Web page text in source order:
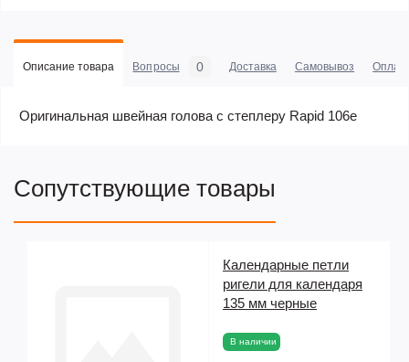
Описание товара Вопросы 0 Доставка Самовывоз
Оригинальная швейная голова с степлеру Rapid 106е
Сопутствующие товары
Календарные петли
ригели для календаря
135 мм черные
В наличии